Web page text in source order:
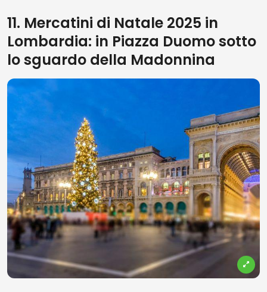
11. Mercatini di Natale 2025 in
Lombardia: in Piazza Duomo sotto
lo sguardo della Madonnina